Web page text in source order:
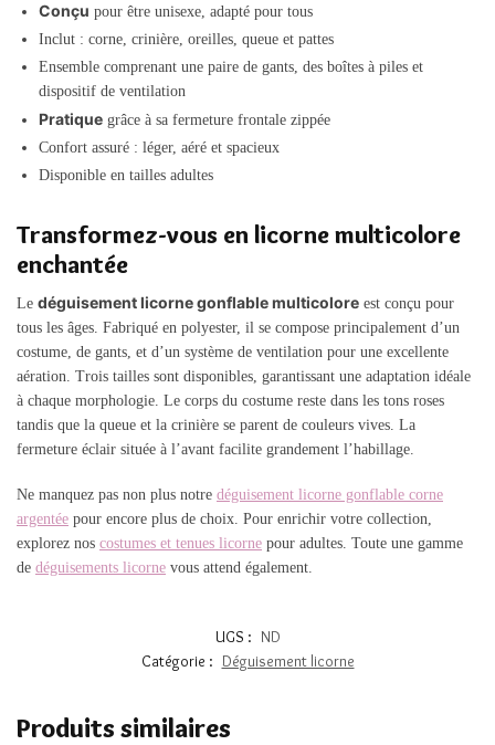
Conçu pour être unisexe, adapté pour tous
Inclut : corne, crinière, oreilles, queue et pattes
Ensemble comprenant une paire de gants, des boîtes à piles et
dispositif de ventilation
Pratique grâce à sa fermeture frontale zippée
Confort assuré : léger, aéré et spacieux
Disponible en tailles adultes
Transformez-vous en licorne multicolore
enchantée
Le déguisement licorne gonflable multicolore est conçu pour
tous les âges. Fabriqué en polyester, il se compose principalement d’un
costume, de gants, et d’un système de ventilation pour une excellente
aération. Trois tailles sont disponibles, garantissant une adaptation idéale
à chaque morphologie. Le corps du costume reste dans les tons roses
tandis que la queue et la crinière se parent de couleurs vives. La
fermeture éclair située à l’avant facilite grandement l’habillage.
Ne manquez pas non plus notre déguisement licorne gonflable corne
argentée pour encore plus de choix. Pour enrichir votre collection,
explorez nos costumes et tenues licorne pour adultes. Toute une gamme
de déguisements licorne vous attend également.
UGS : ND
Catégorie : Déguisement licorne
Produits similaires